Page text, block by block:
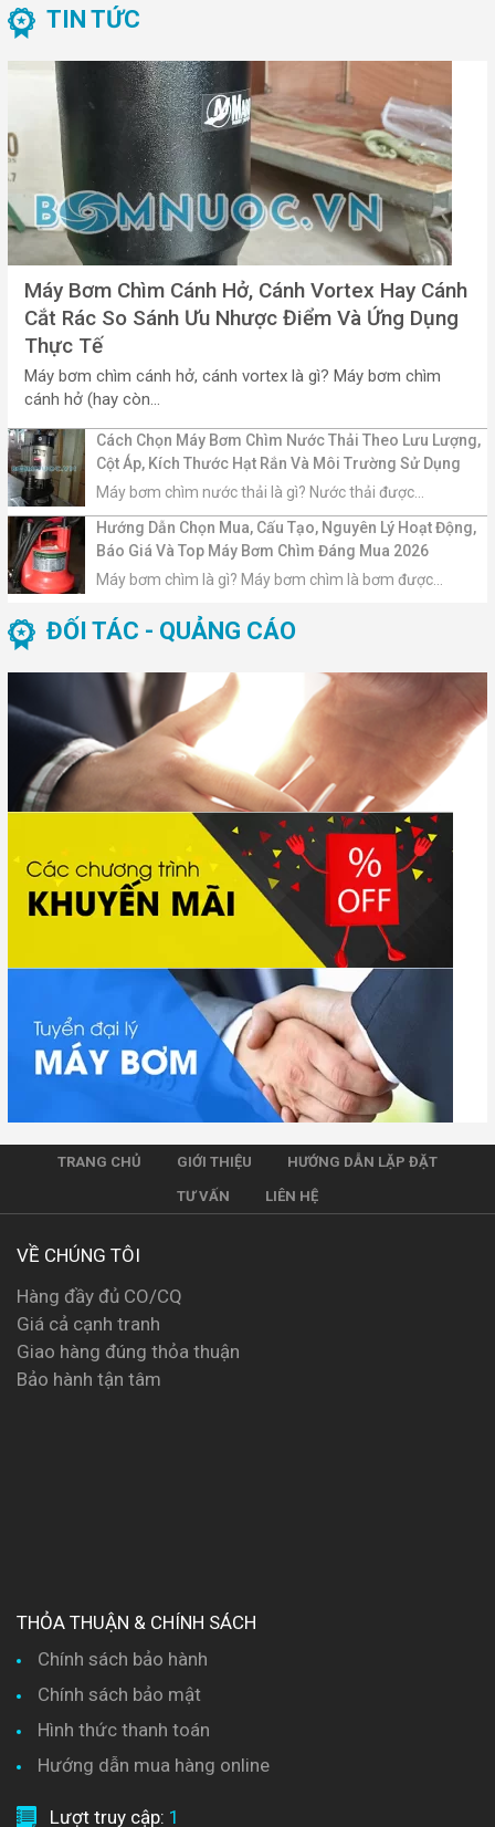
TIN TỨC
Máy Bơm Chìm Cánh Hở, Cánh Vortex Hay Cánh
Cắt Rác So Sánh Ưu Nhược Điểm Và Ứng Dụng
Thực Tế
Máy bơm chìm cánh hở, cánh vortex là gì? Máy bơm chìm
cánh hở (hay còn...
Cách Chọn Máy Bơm Chìm Nước Thải Theo Lưu Lượng,
Cột Áp, Kích Thước Hạt Rắn Và Môi Trường Sử Dụng
Máy bơm chìm nước thải là gì? Nước thải được...
Hướng Dẫn Chọn Mua, Cấu Tạo, Nguyên Lý Hoạt Động,
Báo Giá Và Top Máy Bơm Chìm Đáng Mua 2026
Máy bơm chìm là gì? Máy bơm chìm là bơm được...
ĐỐI TÁC - QUẢNG CÁO
TRANG CHỦ GIỚI THIỆU HƯỚNG DẪN LẶP ĐẶT
TƯ VẤN LIÊN HỆ
VỀ CHÚNG TÔI
Hàng đầy đủ CO/CQ
Giá cả cạnh tranh
Giao hàng đúng thỏa thuận
Bảo hành tận tâm
THỎA THUẬN & CHÍNH SÁCH
Chính sách bảo hành
Chính sách bảo mật
Hình thức thanh toán
Hướng dẫn mua hàng online
Lượt truy cập: 1